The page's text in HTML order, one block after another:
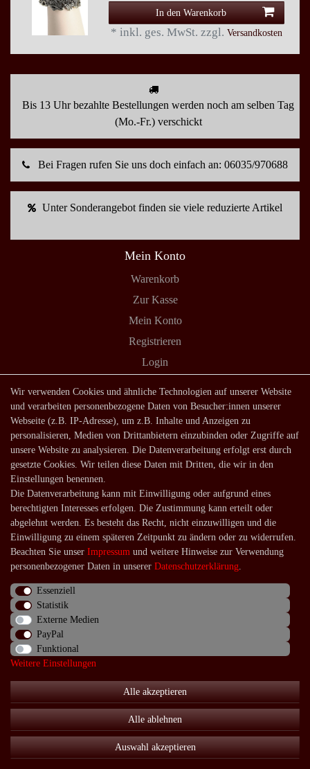
In den Warenkorb
* inkl. ges. MwSt. zzgl. Versandkosten
Bis 13 Uhr bezahlte Bestellungen werden noch am selben Tag
(Mo.-Fr.) verschickt
Bei Fragen rufen Sie uns doch einfach an: 06035/970688
Unter Sonderangebot finden sie viele reduzierte Artikel
Mein Konto
Warenkorb
Zur Kasse
Mein Konto
Registrieren
Login
Shop
Lagerverkauf
Zahlungsarten
Versandarten und -kosten
Service
Kontakt
Häufige Fragen
Über uns
Impressum
Widerrufs­recht
Wir verwenden Cookies und ähnliche Technologien auf unserer Website
und verarbeiten personenbezogene Daten von Besucher:innen unserer
Webseite (z.B. IP-Adresse), um z.B. Inhalte und Anzeigen zu
personalisieren, Medien von Drittanbietern einzubinden oder Zugriffe auf
unsere Website zu analysieren. Die Datenverarbeitung erfolgt erst durch
gesetzte Cookies. Wir teilen diese Daten mit Dritten, die wir in den
Einstellungen benennen.
Die Datenverarbeitung kann mit Einwilligung oder aufgrund eines
berechtigten Interesses erfolgen. Die Zustimmung kann erteilt oder
abgelehnt werden. Es besteht das Recht, nicht einzuwilligen und die
Einwilligung zu einem späteren Zeitpunkt zu ändern oder zu widerrufen.
Beachten Sie unser Impressum und weitere Hinweise zur Verwendung
personenbezogener Daten in unserer Daten­schutz­erklärung.
Essenziell
Statistik
Externe Medien
PayPal
Funktional
Weitere Einstellungen
Alle akzeptieren
Alle ablehnen
Auswahl akzeptieren